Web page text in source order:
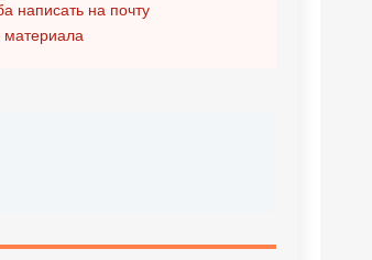
написать на почту
материала